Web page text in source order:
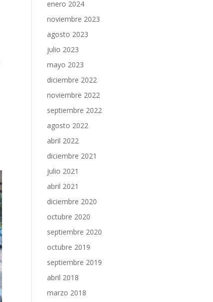
enero 2024
noviembre 2023
agosto 2023
julio 2023
mayo 2023
diciembre 2022
noviembre 2022
septiembre 2022
agosto 2022
abril 2022
diciembre 2021
julio 2021
abril 2021
diciembre 2020
octubre 2020
septiembre 2020
octubre 2019
septiembre 2019
abril 2018
marzo 2018